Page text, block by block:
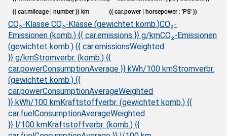
{{ car.mileage | number }} km
{{ car.power | horsepower : 'PS' }}
CO₂-Klasse CO₂-Klasse (gewichtet komb.)CO₂-
Emissionen (komb.) {{ car.emissions }} g/kmCO₂-Emissionen
(gewichtet komb.) {{ car.emissionsWeighted
}} g/kmStromverbr. (komb.) {{
car.powerConsumptionAverage }} kWh/100 kmStromverbr.
(gewichtet komb.) {{
car.powerConsumptionAverageWeighted
}} kWh/100 kmKraftstoffverbr. (gewichtet komb.) {{
car.fuelConsumptionAverageWeighted
}} l/100 kmKraftstoffverbr. (komb.) {{